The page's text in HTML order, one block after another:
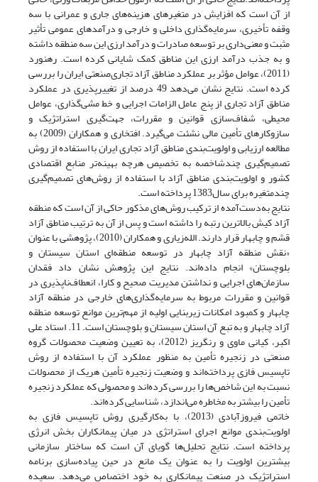
از آن است که افزایش در متغیرهای هزینه‌های جاری و عمرانی با سه
وقفه تأخیری، سرمایه‌گذاری داخلی و خارجی و درآمدهای عمومی تأثیر
مثبت و معنی‌داری بر توسعه صادرات و درآمد ارزی این سه منطقه داشته
و به جذب درآمد ارزی این مناطق کمک شایانی کرده است. رهنورد
(2011)، عوامل مؤثر بر عملکرد مناطق آزاد تجاری‌صنعتی ایران را بررسی
کرده است. نتایج نشان می‌دهد 49 درصد از تغییرپذیری در عملکرد
مناطق آزاد تجاری از پنج عامل الزامات اجرایی و خط مشی‌گذاری، عوامل
محیطی، شفاف‌سازی قوانین و مقررات، جهت‌گیری استراتژیک و
سازوکارهای تأمین مالی نشئت می‌گیرد. افتخاری و همکاران (2009) به
مطالعه ارزیابی و اولویت‌بندی مناطق آزاد تجاری ایران با استفاده از روش
تصمیم‌گیری چندشاخصه به تخصیص هرچه بهینه‌تر منابع اقتصادی
کشور و اولویت‌بندی مناطق آزاد با استفاده از روش‌های تصمیم‌گیری
چندمتغیره برای سال1383 پرداخته است.
نتایج به‌دست‌آمده از ترکیب روش‌های مذکور حاکی از آن است که منطقه
آزاد کیش بالاترین رتبه را داشته است و پس از آن به ترتیب مناطق آزاد
قشم و چابهار قرار دارند. الله‌زیاری و همکاران (2010)، پژوهشی با عنوان
«نقش منطقه آزاد چابهار در توسعه منطقه‌ای استان سیستان و
بلوچستان» انجام داده‌اند. نتایج این پژوهش نشان داد فقدان
سازمان‌های اجرایی و نداشتن مدیریت صحیح و کارا، انعطاف‌ناپذیری در
قوانین و مقررات مربوط به سرمایه‌گذاری‌های خارجی در منطقه آزاد
چابهار و کمبود امکانات زیربنایی اولیه از مهم‌ترین موانع توسعه منطقه
آزاد چابهار و به تبع آن استان سیستان و بلوچستان است. 11. استاد علی
اکبر، کیانی ماوی و رنگریز (2012)، به تعیین وضعیت محصولات گروه
صنعتی در زنجیره تأمین به منظور عملکرد آن با استفاده از روش
تاپسیس فازی پرداخته‌اند و وضعیت زنجیره تأمین هریک از محصولات
نسبت به این شاخص‌ها را بررسی کرده‌اند و محصولی که عملکرد زنجیره
تأمین را بیشتر به مخاطره می‌اندازد، شناسایی کرده‌اند.
خاتمی فیروز‌آبادی (2013)، با به‌کارگیری روش تاپسیس فازی به
اولویت‌بندی موانع اجرای استراتژی در میان پیمانکاران بخش انرژی
پرداخته است. نتایج تحلیل‌ها گویای آن است که ساختار سازمانی
بیشترین اولویت را به عنوان یک مانع در حین پیاده‌سازی برنامه
استراتژیک در صنعت پیمانکاری به خود اختصاص می‌دهد. سعیده